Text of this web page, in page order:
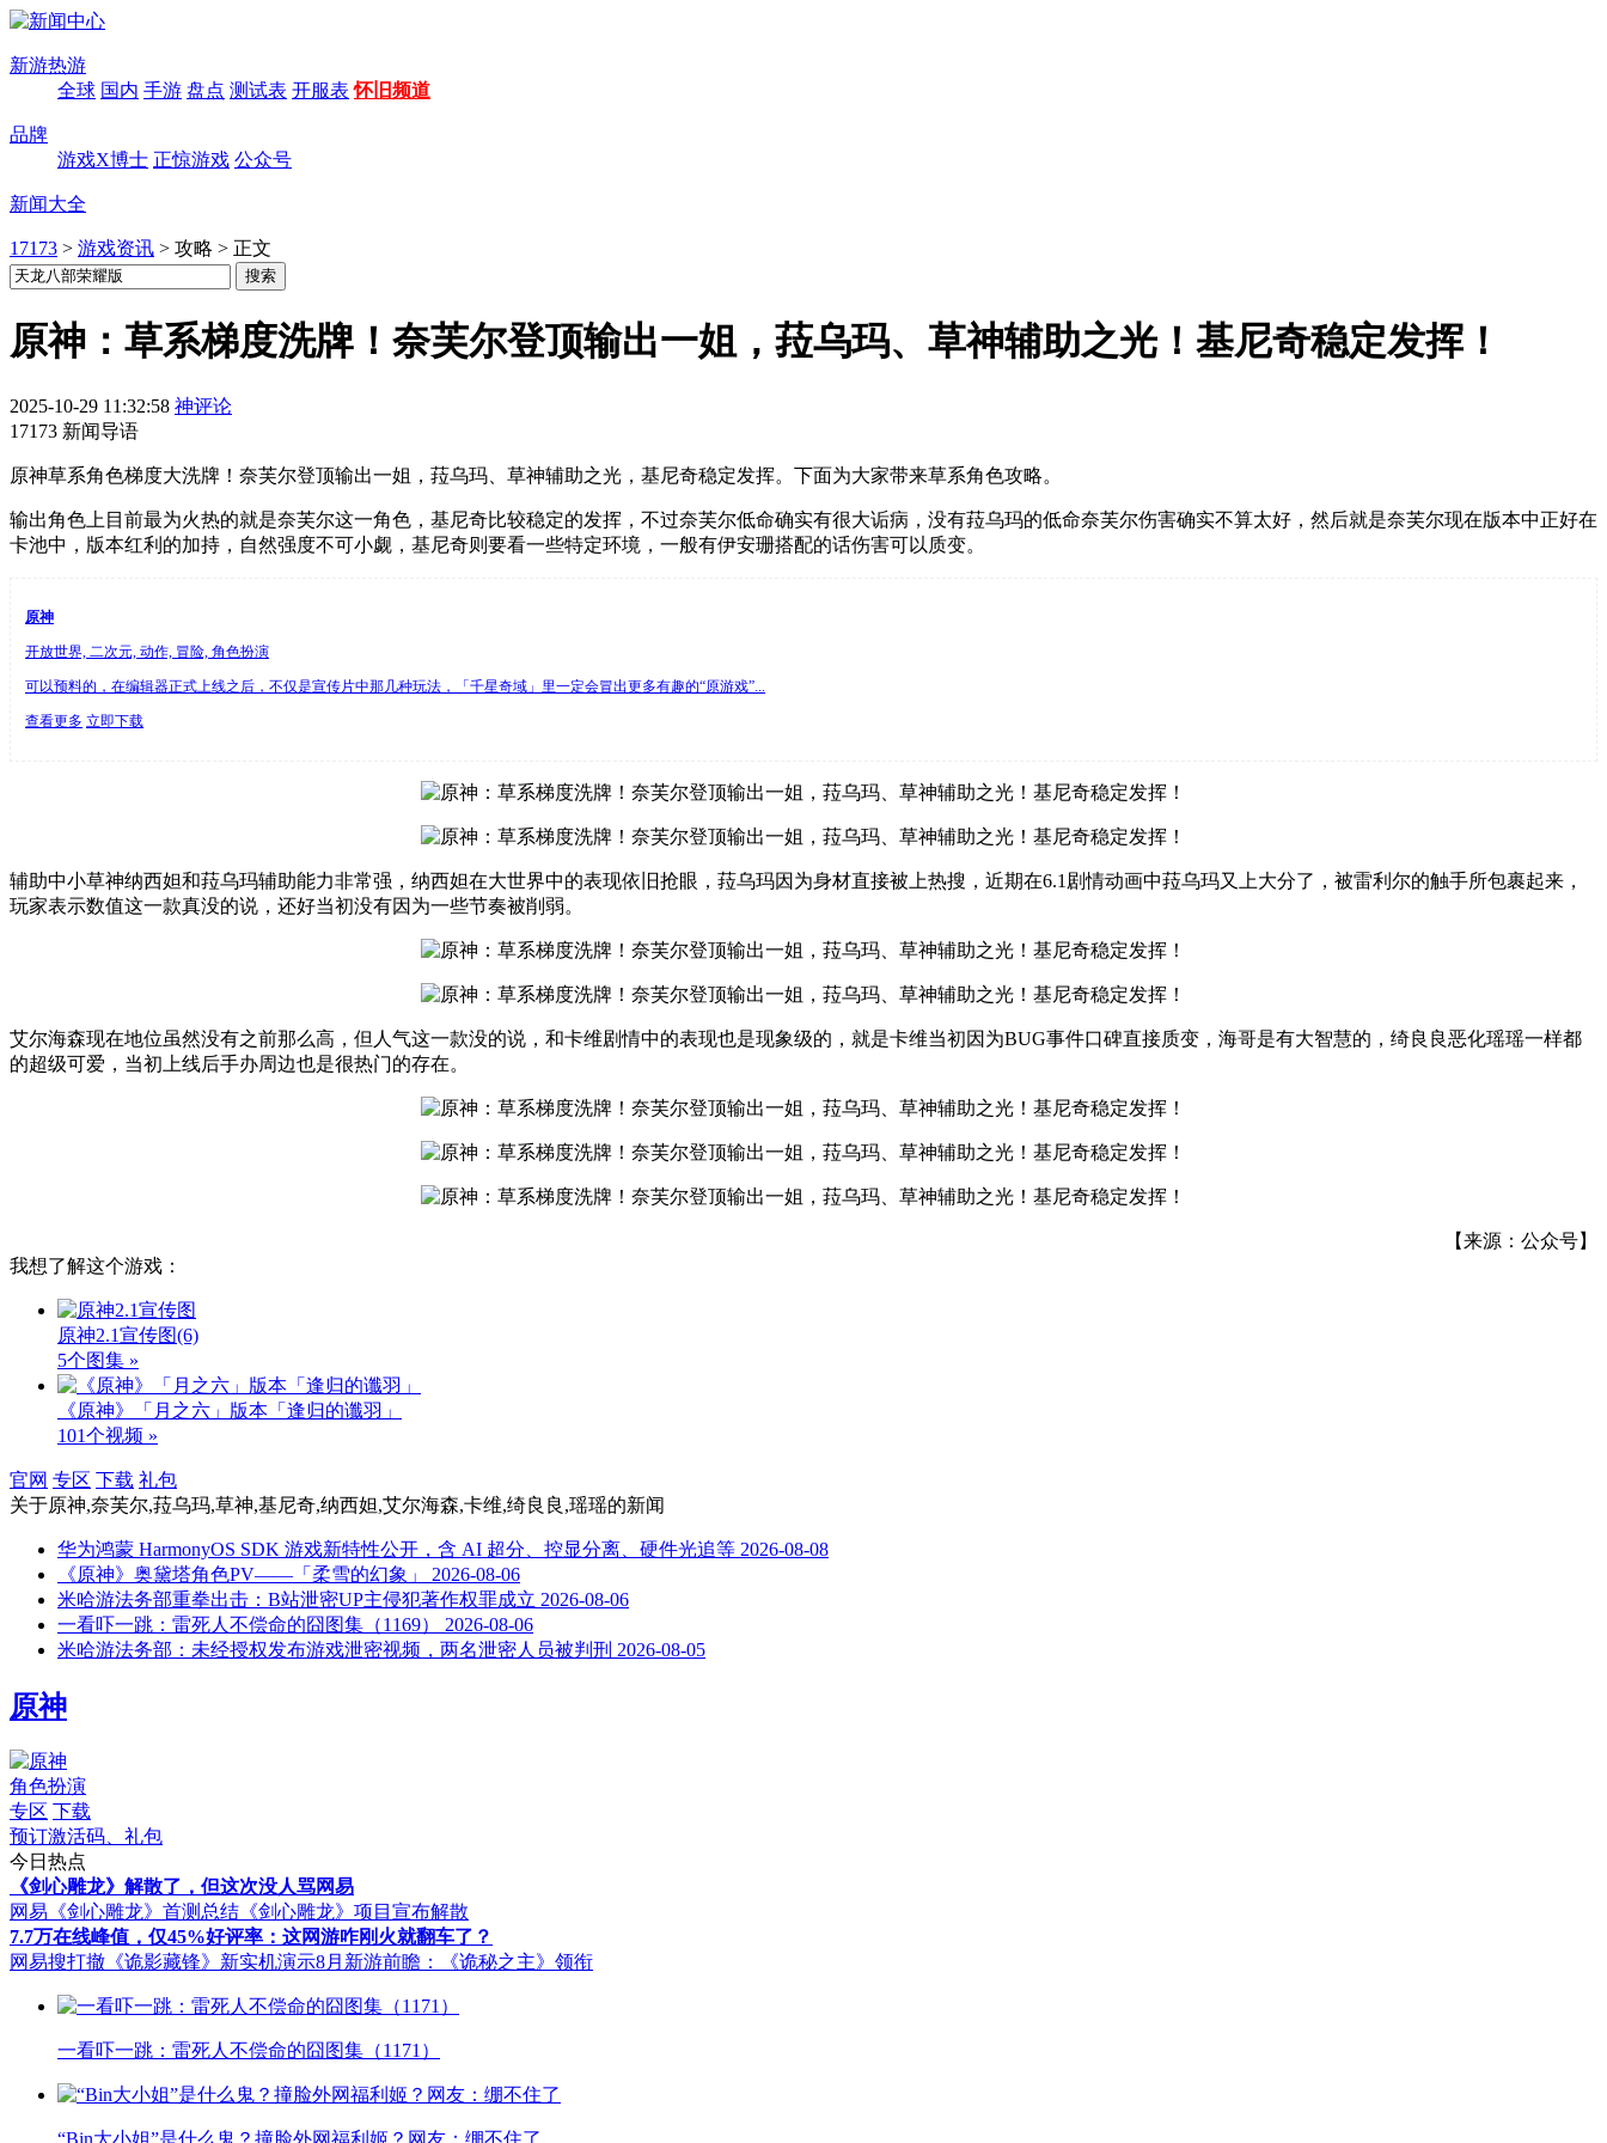
新游热游
全球 国内 手游 盘点 测试表 开服表 怀旧频道
品牌
游戏X博士 正惊游戏 公众号
新闻大全
17173 > 游戏资讯 > 攻略 > 正文
原神：草系梯度洗牌！奈芙尔登顶输出一姐，菈乌玛、草神辅助之光！基尼奇稳定发挥！
2025-10-29 11:32:58 神评论
17173 新闻导语
原神草系角色梯度大洗牌！奈芙尔登顶输出一姐，菈乌玛、草神辅助之光，基尼奇稳定发挥。下面为大家带来草系角色攻略。
输出角色上目前最为火热的就是奈芙尔这一角色，基尼奇比较稳定的发挥，不过奈芙尔低命确实有很大诟病，没有菈乌玛的低命奈芙尔伤害确实不算太好，然后就是奈芙尔现在版本中正好在
卡池中，版本红利的加持，自然强度不可小觑，基尼奇则要看一些特定环境，一般有伊安珊搭配的话伤害可以质变。
原神
开放世界, 二次元, 动作, 冒险, 角色扮演
可以预料的，在编辑器正式上线之后，不仅是宣传片中那几种玩法，「千星奇域」里一定会冒出更多有趣的“原游戏”...
查看更多 立即下载
辅助中小草神纳西妲和菈乌玛辅助能力非常强，纳西妲在大世界中的表现依旧抢眼，菈乌玛因为身材直接被上热搜，近期在6.1剧情动画中菈乌玛又上大分了，被雷利尔的触手所包裹起来，
玩家表示数值这一款真没的说，还好当初没有因为一些节奏被削弱。
艾尔海森现在地位虽然没有之前那么高，但人气这一款没的说，和卡维剧情中的表现也是现象级的，就是卡维当初因为BUG事件口碑直接质变，海哥是有大智慧的，绮良良恶化瑶瑶一样都
的超级可爱，当初上线后手办周边也是很热门的存在。
【来源：公众号】
我想了解这个游戏：
原神2.1宣传图(6)
5个图集 »
《原神》「月之六」版本「逢归的谶羽」
101个视频 »
官网 专区 下载 礼包
关于原神,奈芙尔,菈乌玛,草神,基尼奇,纳西妲,艾尔海森,卡维,绮良良,瑶瑶的新闻
华为鸿蒙 HarmonyOS SDK 游戏新特性公开，含 AI 超分、控显分离、硬件光追等 2026-08-08
《原神》奥黛塔角色PV——「柔雪的幻象」
2026-08-06
米哈游法务部重拳出击：B站泄密UP主侵犯著作权罪成立 2026-08-06
一看吓一跳：雷死人不偿命的囧图集（1169）
2026-08-06
米哈游法务部：未经授权发布游戏泄密视频，两名泄密人员被判刑 2026-08-05
原神
角色扮演
专区 下载
预订激活码、礼包
今日热点
《剑心雕龙》解散了，但这次没人骂网易
网易《剑心雕龙》首测总结 《剑心雕龙》项目宣布解散
7.7万在线峰值，仅45%好评率：这网游咋刚火就翻车了？
网易搜打撤《诡影藏锋》新实机演示8月新游前瞻：《诡秘之主》领衔
一看吓一跳：雷死人不偿命的囧图集（1171）
“Bin大小姐”是什么鬼？撞脸外网福利姬？网友：绷不住了